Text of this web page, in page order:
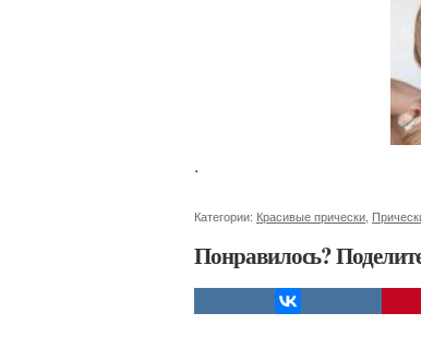
.
Категории: Красивые прически
Понравилось?